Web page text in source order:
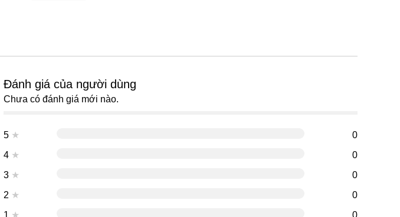
Đánh giá của người dùng
Chưa có đánh giá mới nào.
5 ★
0
4 ★
0
3 ★
0
2 ★
0
1 ★ 0